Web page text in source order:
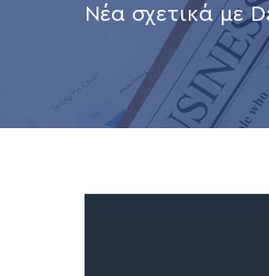
Νέα σχετικά με